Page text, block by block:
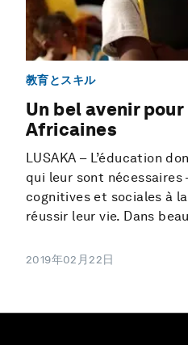
教育とスキル
Un bel avenir
Africaines
LUSAKA – L’éducation
qui leur sont nécessaires
cognitives et sociales à
réussir leur vie. Dans
2019年02月22日